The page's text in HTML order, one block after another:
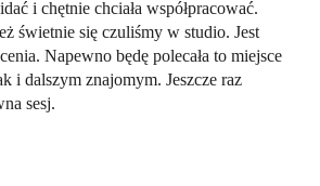
i chętnie chciała współpracować.
świetnie się czuliśmy w studio. Jest
Napewno będę polecała to miejsce
i dalszym znajomym. Jeszcze raz
sesj.